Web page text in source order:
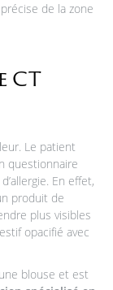
de la zone
CT
Le patient
questionnaire
En effet,
produit de
plus visibles
opacifié avec
blouse et est